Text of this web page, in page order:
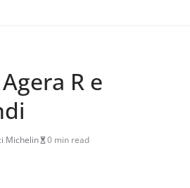
R e
Michelin 0 min read